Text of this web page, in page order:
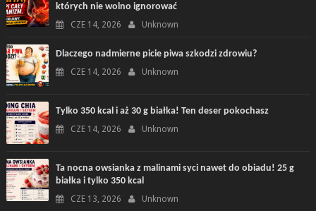
których nie wolno ignorować
CZE 14, 2026 Unknown
Dlaczego nadmierne picie piwa szkodzi zdrowiu?
CZE 14, 2026 Unknown
Tylko 350 kcal i aż 30 g białka! Ten deser pokochasz
CZE 14, 2026 Unknown
Ta nocna owsianka z malinami syci nawet do obiadu! 25 g
białka i tylko 350 kcal
CZE 13, 2026 Unknown